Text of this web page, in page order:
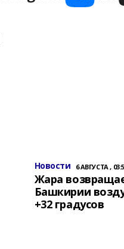
Новости 6 АВГУСТА ,
Жара
Башкирии
+32 градусов